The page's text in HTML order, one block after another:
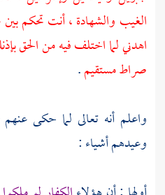
الغيب والشهادة ، أنت تحكم بين
اهدني لما اختلف فيه من الحق
صراط مستقيم.
واعلم أنه تعالى لما حكى
وعيدهم أشياء :